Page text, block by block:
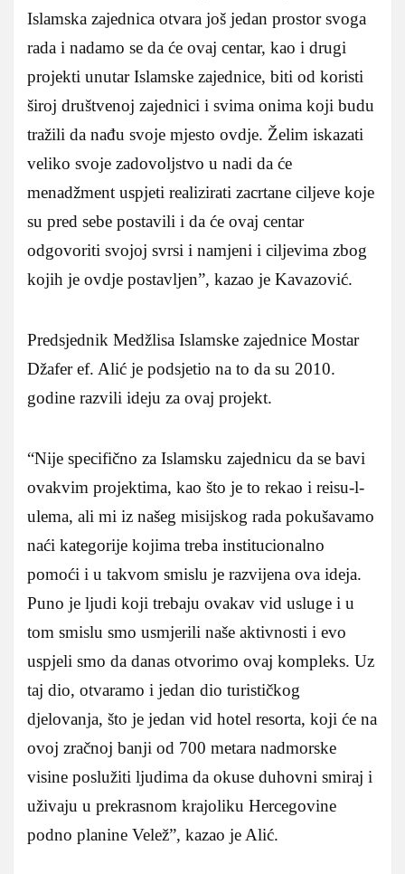
Islamska zajednica otvara još jedan prostor svoga
rada i nadamo se da će ovaj centar, kao i drugi
projekti unutar Islamske zajednice, biti od koristi
široj društvenoj zajednici i svima onima koji budu
tražili da nađu svoje mjesto ovdje. Želim iskazati
veliko svoje zadovoljstvo u nadi da će
menadžment uspjeti realizirati zacrtane ciljeve koje
su pred sebe postavili i da će ovaj centar
odgovoriti svojoj svrsi i namjeni i ciljevima zbog
kojih je ovdje postavljen”, kazao je Kavazović.
Predsjednik Medžlisa Islamske zajednice Mostar
Džafer ef. Alić je podsjetio na to da su 2010.
godine razvili ideju za ovaj projekt.
“Nije specifično za Islamsku zajednicu da se bavi
ovakvim projektima, kao što je to rekao i reisu-l-
ulema, ali mi iz našeg misijskog rada pokušavamo
naći kategorije kojima treba institucionalno
pomoći i u takvom smislu je razvijena ova ideja.
Puno je ljudi koji trebaju ovakav vid usluge i u
tom smislu smo usmjerili naše aktivnosti i evo
uspjeli smo da danas otvorimo ovaj kompleks. Uz
taj dio, otvaramo i jedan dio turističkog
djelovanja, što je jedan vid hotel resorta, koji će na
ovoj zračnoj banji od 700 metara nadmorske
visine poslužiti ljudima da okuse duhovni smiraj i
uživaju u prekrasnom krajoliku Hercegovine
podno planine Velež”, kazao je Alić.